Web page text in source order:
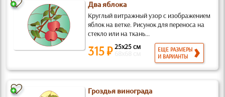
Два яблока
Круглый витражный узор с изображением
яблок на ветке. Рисунок для переноса на
стекло или на ткань...
315 ₽25x25 см
ЕЩЕ РАЗМЕРЫ
И ВАРИАНТЫ
Гроздья винограда